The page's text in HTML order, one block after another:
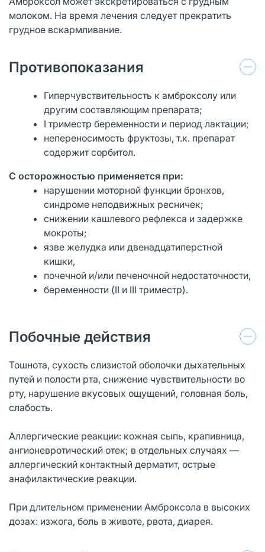
молоком. На время лечения следует прекратить
грудное вскармливание.
Противопоказания
Гиперчувствительность к амброксолу или
другим составляющим препарата;
I триместр беременности и период лактации;
непереносимость фруктозы, т.к. препарат
содержит сорбитол.
С осторожностью применяется при:
нарушении моторной функции бронхов,
синдроме неподвижных ресничек;
снижении кашлевого рефлекса и задержке
мокроты;
язве желудка или двенадцатиперстной
кишки,
почечной и/или печеночной недостаточности,
беременности (II и III триместр).
Побочные действия
Тошнота, сухость слизистой оболочки дыхательных
путей и полости рта, снижение чувствительности во
рту, нарушение вкусовых ощущений, головная боль,
слабость.
Аллергические реакции: кожная сыпь, крапивница,
ангионевротический отек; в отдельных случаях —
аллергический контактный дерматит, острые
анафилактические реакции.
При длительном применении Амброксола в высоких
дозах: изжога, боль в животе, рвота, диарея.